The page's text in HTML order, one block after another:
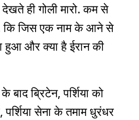
ही गोली मारो. कम से
कि जिस एक नाम के आने से
हुआ और क्या है ईरान की
ब्रिटेन, पर्शिया को
पर्शिया सेना के तमाम धुरंधर